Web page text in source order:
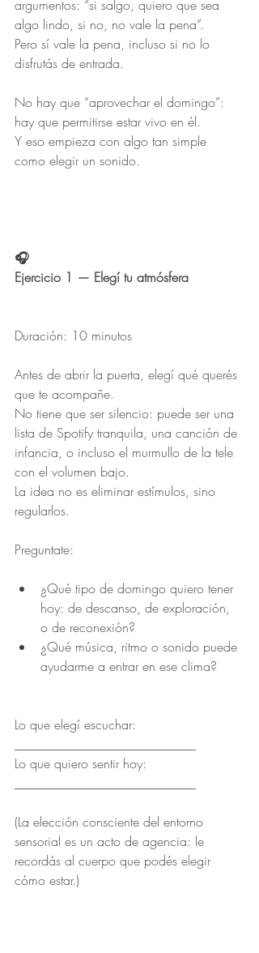
argumentos: “si salgo, quiero que sea
algo lindo, si no, no vale la pena”.
Pero sí vale la pena, incluso si no lo
disfrutás de entrada.
No hay que “aprovechar el domingo”:
hay que permitirse estar vivo en él.
Y eso empieza con algo tan simple
como elegir un sonido.
🎧
Ejercicio 1 — Elegí tu atmósfera
Duración: 10 minutos
Antes de abrir la puerta, elegí qué querés
que te acompañe.
No tiene que ser silencio: puede ser una
lista de Spotify tranquila, una canción de
infancia, o incluso el murmullo de la tele
con el volumen bajo.
La idea no es eliminar estímulos, sino
regularlos.
Preguntate:
¿Qué tipo de domingo quiero tener
hoy: de descanso, de exploración,
o de reconexión?
¿Qué música, ritmo o sonido puede
ayudarme a entrar en ese clima?
Lo que elegí escuchar:
Lo que quiero sentir hoy:
(La elección consciente del entorno
sensorial es un acto de agencia: le
recordás al cuerpo que podés elegir
cómo estar.)